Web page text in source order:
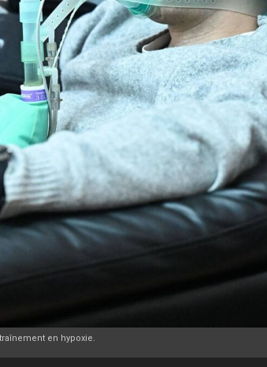
en hypoxie.